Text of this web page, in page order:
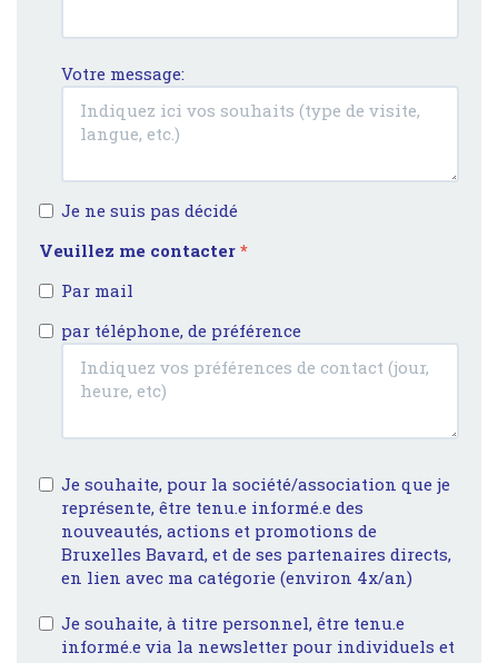
Votre message:
Je ne suis pas décidé
Veuillez me contacter *
Par mail
par téléphone, de préférence
Je souhaite, pour la société/association que je
représente, être tenu.e informé.e des
nouveautés, actions et promotions de
Bruxelles Bavard, et de ses partenaires directs,
en lien avec ma catégorie (environ 4x/an)
Je souhaite, à titre personnel, être tenu.e
informé.e via la newsletter pour individuels et